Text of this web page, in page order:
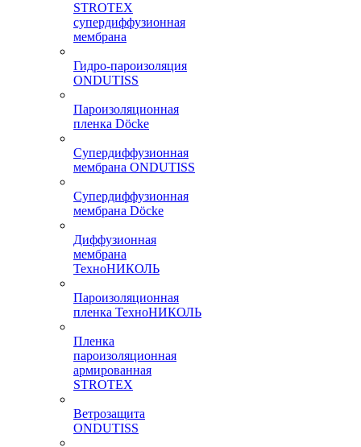
STROTEX
супердиффузионная
мембрана
Гидро-пароизоляция
ONDUTISS
Пароизоляционная
пленка Döcke
Супердиффузионная
мембрана ONDUTISS
Супердиффузионная
мембрана Döcke
Диффузионная
мембрана
ТехноНИКОЛЬ
Пароизоляционная
пленка ТехноНИКОЛЬ
Пленка
пароизоляционная
армированная
STROTEX
Ветрозащита
ONDUTISS